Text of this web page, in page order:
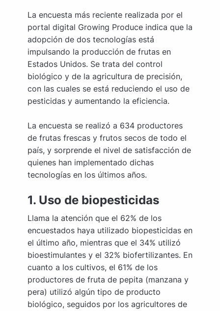
La encuesta más reciente realizada por el
portal digital Growing Produce indica que la
adopción de dos tecnologías está
impulsando la producción de frutas en
Estados Unidos. Se trata del control
biológico y de la agricultura de precisión,
con las cuales se está reduciendo el uso de
pesticidas y aumentando la eficiencia.
La encuesta se realizó a 634 productores
de frutas frescas y frutos secos de todo el
país, y sorprende el nivel de satisfacción de
quienes han implementado dichas
tecnologías en los últimos años.
1. Uso de biopesticidas
Llama la atención que el 62% de los
encuestados haya utilizado biopesticidas en
el último año, mientras que el 34% utilizó
bioestimulantes y el 32% biofertilizantes. En
cuanto a los cultivos, el 61% de los
productores de fruta de pepita (manzana y
pera) utilizó algún tipo de producto
biológico, seguidos por los agricultores de